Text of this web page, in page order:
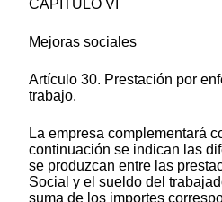
CAPITULO VI
Mejoras sociales
Artículo 30. Prestación por
trabajo.
La empresa complementará
continuación se indican las
se produzcan entre las
Social y el sueldo del
suma de los importes